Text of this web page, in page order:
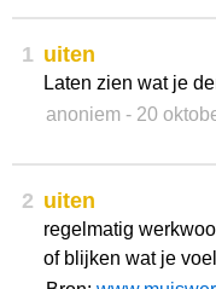
1 uiten
Laten zien wat je
anoniem - 20
2 uiten
regelmatig
of blijken wat je